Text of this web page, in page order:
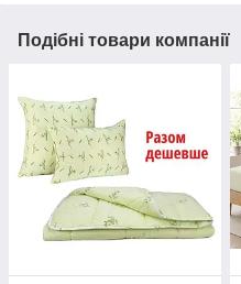
Подібні товари компанії